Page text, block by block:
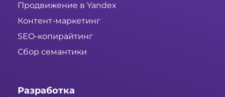
Продвижение в Yandex
Контент-маркетинг
SEO-копирайтинг
Сбор семантики
Разработка